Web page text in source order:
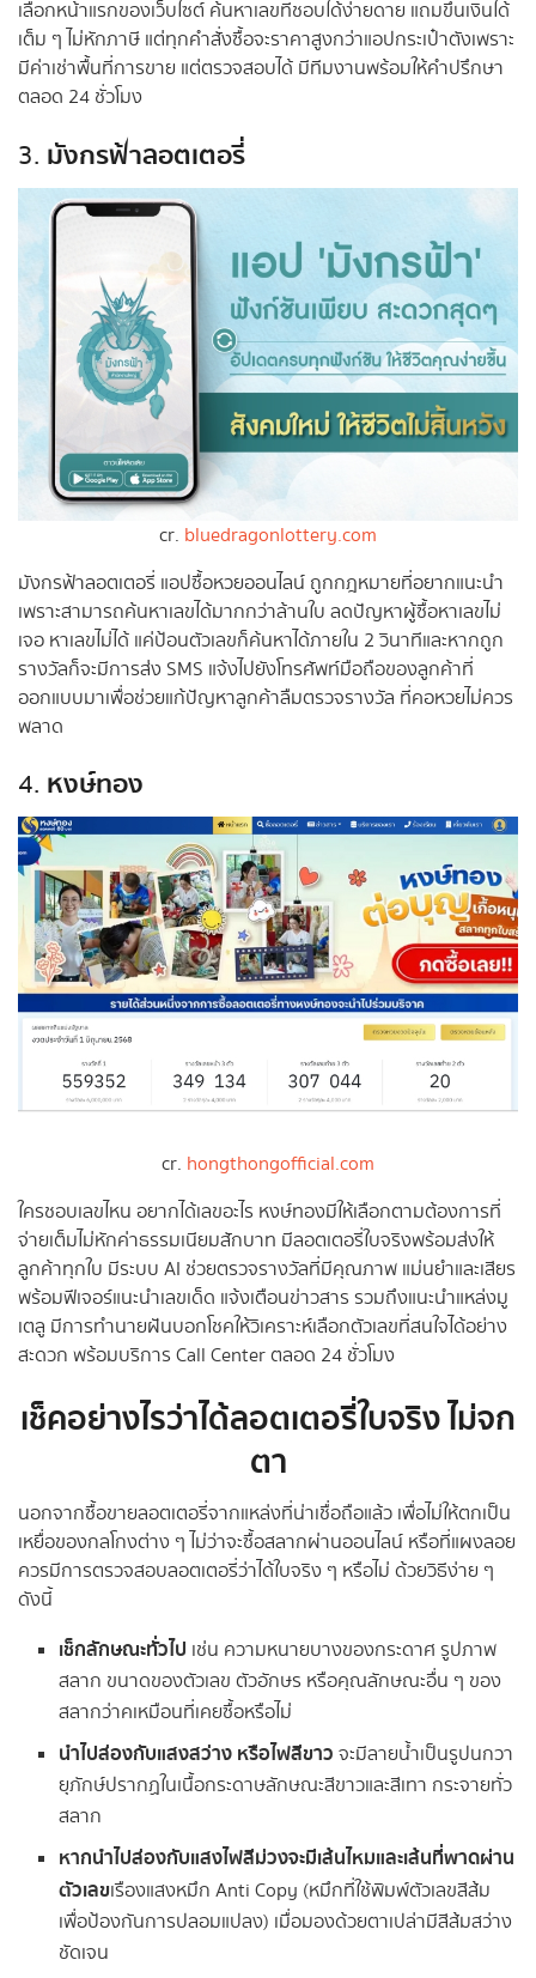
เลือกหน้าแรกของเว็บไซต์ ค้นหาเลขที่ชอบได้ง่ายดาย แถมขึ้นเงินได้
เต็ม ๆ ไม่หักภาษี แต่ทุกคำสั่งซื้อจะราคาสูงกว่าแอปกระเป๋าตังเพราะ
มีค่าเช่าพื้นที่การขาย แต่ตรวจสอบได้ มีทีมงานพร้อมให้คำปรึกษา
ตลอด 24 ชั่วโมง
3. มังกรฟ้าลอตเตอรี่
cr. bluedragonlottery.com
มังกรฟ้าลอตเตอรี่ แอปซื้อหวยออนไลน์ ถูกกฎหมายที่อยากแนะนำ
เพราะสามารถค้นหาเลขได้มากกว่าล้านใบ ลดปัญหาผู้ซื้อหาเลขไม่
เจอ หาเลขไม่ได้ แค่ป้อนตัวเลขก็ค้นหาได้ภายใน 2 วินาทีและหากถูก
รางวัลก็จะมีการส่ง SMS แจ้งไปยังโทรศัพท์มือถือของลูกค้าที่
ออกแบบมาเพื่อช่วยแก้ปัญหาลูกค้าลืมตรวจรางวัล ที่คอหวยไม่ควร
พลาด
4. หงษ์ทอง
cr. hongthongofficial.com
ใครชอบเลขไหน อยากได้เลขอะไร หงษ์ทองมีให้เลือกตามต้องการที่
จ่ายเต็มไม่หักค่าธรรมเนียมสักบาท มีลอตเตอรี่ใบจริงพร้อมส่งให้
ลูกค้าทุกใบ มีระบบ AI ช่วยตรวจรางวัลที่มีคุณภาพ แม่นยำและเสียร
พร้อมฟีเจอร์แนะนำเลขเด็ด แจ้งเตือนข่าวสาร รวมถึงแนะนำแหล่งมู
เตลู มีการทำนายฝันบอกโชคให้วิเคราะห์เลือกตัวเลขที่สนใจได้อย่าง
สะดวก พร้อมบริการ Call Center ตลอด 24 ชั่วโมง
เช็คอย่างไรว่าได้ลอตเตอรี่ใบจริง ไม่จก
ตา
นอกจากซื้อขายลอตเตอรี่จากแหล่งที่น่าเชื่อถือแล้ว เพื่อไม่ให้ตกเป็น
เหยื่อของกลโกงต่าง ๆ ไม่ว่าจะซื้อสลากผ่านออนไลน์ หรือที่แผงลอย
ควรมีการตรวจสอบลอตเตอรี่ว่าได้ใบจริง ๆ หรือไม่ ด้วยวิธีง่าย ๆ
ดังนี้
เช็กลักษณะทั่วไป เช่น ความหนายบางของกระดาศ รูปภาพ
สลาก ขนาดของตัวเลข ตัวอักษร หรือคุณลักษณะอื่น ๆ ของ
สลากว่าคเหมือนที่เคยซื้อหรือไม่
นำไปส่องกับแสงสว่าง หรือไฟสีขาว จะมีลายน้ำเป็นรูปนกวา
ยุภักษ์ปรากฏในเนื้อกระดาษลักษณะสีขาวและสีเทา กระจายทั่ว
สลาก
หากนำไปส่องกับแสงไฟสีม่วงจะมีเส้นไหมและเส้นที่พาดผ่าน
ตัวเลขเรืองแสงหมึก Anti Copy (หมึกที่ใช้พิมพ์ตัวเลขสีส้ม
เพื่อป้องกันการปลอมแปลง) เมื่อมองด้วยตาเปล่ามีสีส้มสว่าง
ชัดเจน